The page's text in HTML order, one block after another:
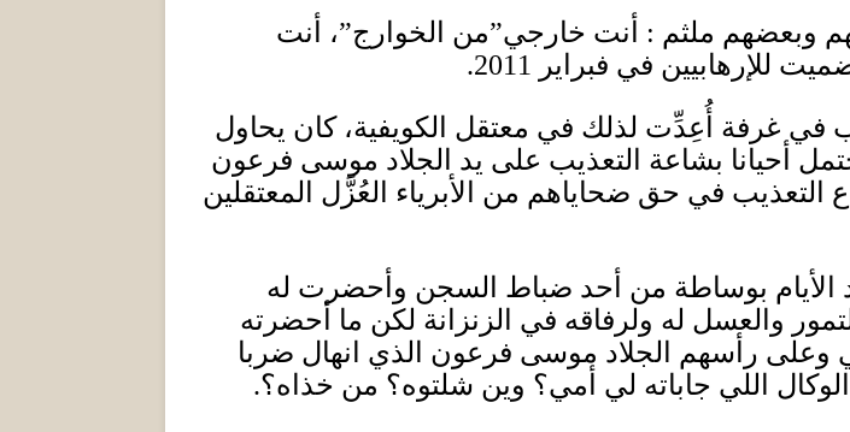
وبعضهم ملثم :
أنت خارجي”من الخوارج”، أنت
للإرهابيين في فبراير
2011.
في غرفة أُعِدِّت لذلك في معتقل الكويفية، كان يحاول
أحيانا بشاعة التعذيب على يد الجلاد موسى فرعون
التعذيب في حق ضحاياهم من الأبرياء العُزَّل المعتقلين
الأيام بوساطة من أحد ضباط السجن وأحضرت له
والعسل له ولرفاقه في الزنزانة لكن ما أحضرته
وعلى رأسهم الجلاد موسى فرعون الذي انهال ضربا
اللي جاباته لي أمي؟ وين شلتوه؟ من خذاه؟.